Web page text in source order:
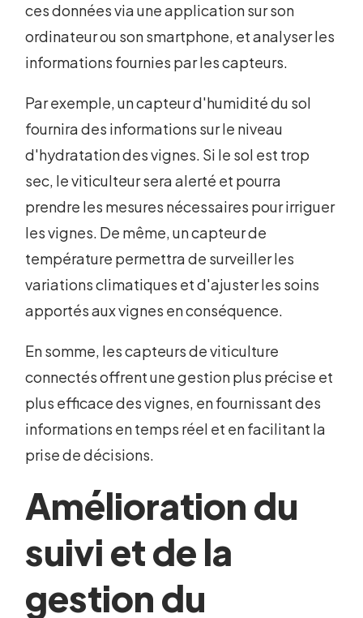
ces données via une application sur son
ordinateur ou son smartphone, et analyser les
informations fournies par les capteurs.
Par exemple, un capteur d'humidité du sol
fournira des informations sur le niveau
d'hydratation des vignes. Si le sol est trop
sec, le viticulteur sera alerté et pourra
prendre les mesures nécessaires pour irriguer
les vignes. De même, un capteur de
température permettra de surveiller les
variations climatiques et d'ajuster les soins
apportés aux vignes en conséquence.
En somme, les capteurs de viticulture
connectés offrent une gestion plus précise et
plus efficace des vignes, en fournissant des
informations en temps réel et en facilitant la
prise de décisions.
Amélioration du
suivi et de la
gestion du